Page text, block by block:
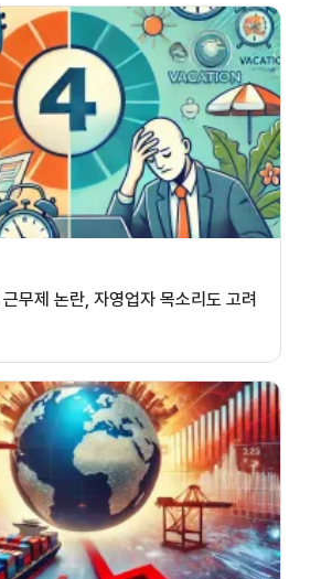
무제 논란, 자영업자 목소리도 고려